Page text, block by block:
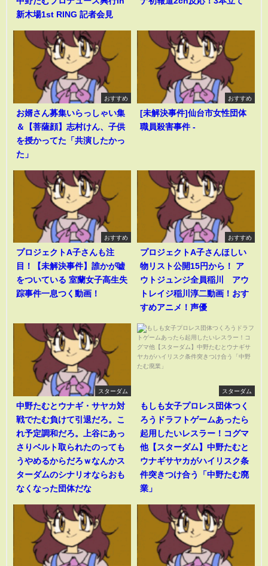
新木場1st RING 記者会見
おすすめ
お婿さん募集いらっしゃい集
＆【菩薩顔】志村けん、子供
を授かってた「共演したかっ
た」
おすすめ
[未解決事件]仙台市女性団体
職員殺害事件 -
おすすめ
プロジェクトA子さんも注
目！【未解決事件】誰かが嘘
をついている 室蘭女子高生失
踪事件一息つく動画！
おすすめ
プロジェクトA子さんほしい
物リスト公開15円から！ ア
ウトジュンジ全員稲川 アウ
トレイジ稲川淳二動画！おす
すめアニメ！声優
スターダム
中野たむとウナギ・サヤカ対
戦でたむ負けて引退だろ。こ
れ予定調和だろ。上谷にあっ
さりベルト取られたのっても
うやめるからだろｗなんかス
ターダムのシナリオならおも
なくなった団体だな
スターダム
もしも女子プロレス団体つく
ろうドラフトゲームあったら
起用したいレスラー！コグマ
他【スターダム】中野たむと
ウナギサヤカがハイリスク条
件突きつけ合う「中野たむ廃
業」